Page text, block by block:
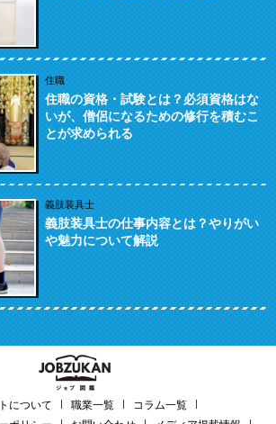
住職
住職の資格・試験とは？必須資格はな
いが、僧侶になるための修行を積むこ
とが求められる
義肢装具士
義肢装具士の仕事内容とは？やりがい
や魅力について解説
について 職業一覧
コラム一覧